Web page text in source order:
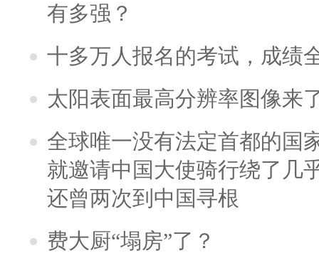
有多强？
十多万人报名的考试，成绩
太阳表面最高分辨率图像来
全球唯一没有法定首都的国
就邀请中国大使骑行绕了几
还曾两次到中国寻根
费大厨“塌房”了？